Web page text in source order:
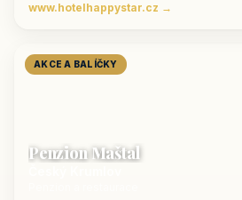
www.hotelhappystar.cz →
AKCE A BALÍČKY
Penzion Maštal